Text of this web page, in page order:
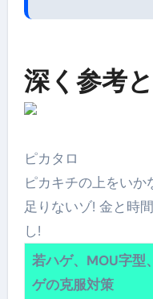
深く参考
ピカタロ
ピカキチの上をい
足りないゾ! 金と時
し!
若ハゲ、MOU字型
ゲの克服対策